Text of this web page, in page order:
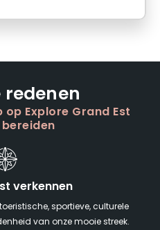
Explore Grand Est
verkennen
sportieve, culturele
van onze mooie streek.